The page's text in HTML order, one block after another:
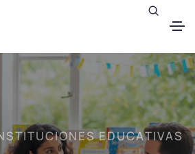
STITUCIONES EDUCATIVAS